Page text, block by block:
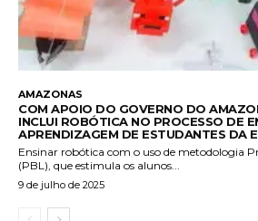
AMAZONAS
COM APOIO DO GOVERNO DO
INCLUI ROBÓTICA NO PROCESSO DE
APRENDIZAGEM DE ESTUDANTES DA
Ensinar robótica com o uso de metodologia
(PBL), que estimula os alunos...
9 de julho de 2025